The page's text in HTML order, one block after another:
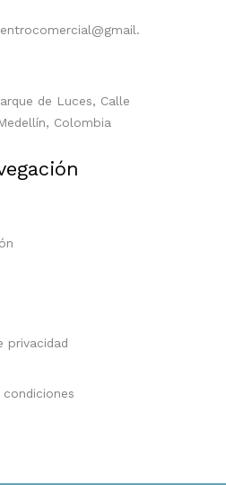
de Luces, Calle
Colombia
privacidad